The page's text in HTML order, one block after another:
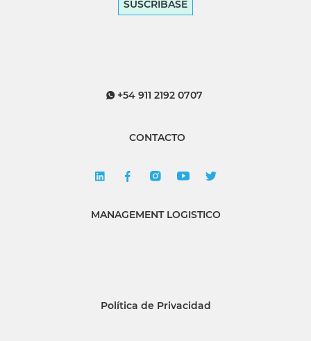
SUSCRÍBASE
+54 911 2192 0707
CONTACTO
MANAGEMENT LOGISTICO
Política de Privacidad